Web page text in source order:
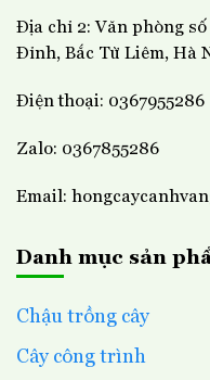
Địa chỉ 2: Văn phòng số
Đỉnh, Bắc Từ Liêm, Hà
Điện thoại: 0367955286
Zalo: 0367855286
Email:
Danh mục sản
Chậu trồng cây
Cây công trình